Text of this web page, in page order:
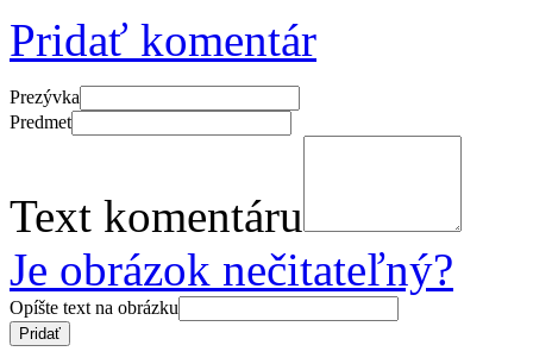
Pridať komentár
Prezývka
Predmet
Text komentáru
Je obrázok nečitateľný?
Opíšte text na obrázku